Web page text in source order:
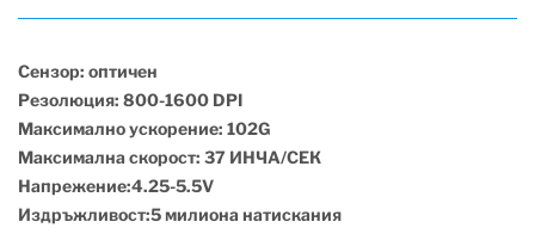
Сензор: оптичен
Резолюция: 800-1600 DPI
Максимално ускорение: 102G
Максимална скорост: 37 ИНЧА/СЕК
Напрежение:4.25-5.5V
Издръжливост:5 милиона натискания